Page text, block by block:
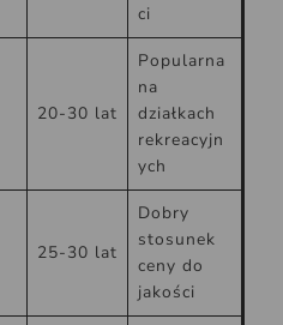
ci
20-30 lat
Popularna
na
działkach
rekreacyjn
ych
25-30 lat
Dobry
stosunek
ceny do
jakości